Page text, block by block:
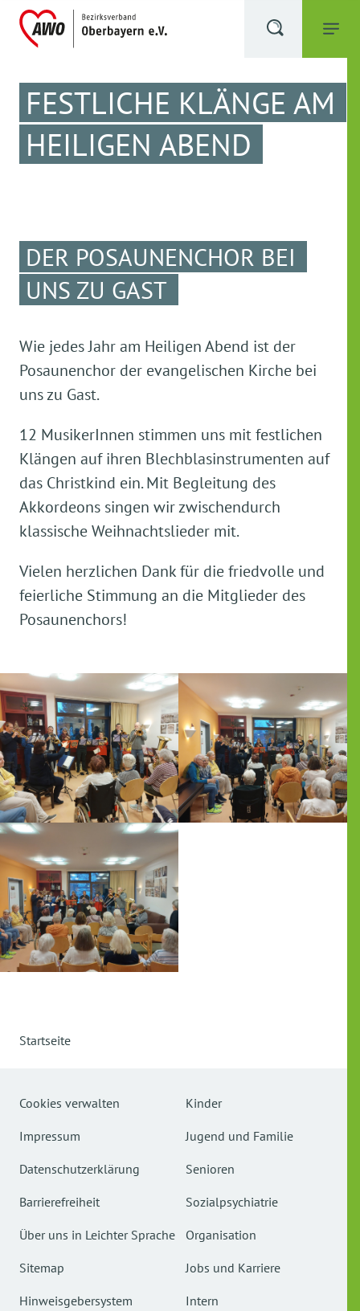
FESTLICHE KLÄNGE AM
HEILIGEN ABEND
DER POSAUNENCHOR BEI
UNS ZU GAST
Wie jedes Jahr am Heiligen Abend ist der
Posaunenchor der evangelischen Kirche bei
uns zu Gast.
12 MusikerInnen stimmen uns mit festlichen
Klängen auf ihren Blechblasinstrumenten auf
das Christkind ein. Mit Begleitung des
Akkordeons singen wir zwischendurch
klassische Weihnachtslieder mit.
Vielen herzlichen Dank für die friedvolle und
feierliche Stimmung an die Mitglieder des
Posaunenchors!
Startseite
Cookies verwalten
Impressum
Datenschutzerklärung
Barrierefreiheit
Über uns in Leichter Sprache
Sitemap
Hinweisgebersystem
Kinder
Jugend und Familie
Senioren
Sozialpsychiatrie
Organisation
Jobs und Karriere
Intern